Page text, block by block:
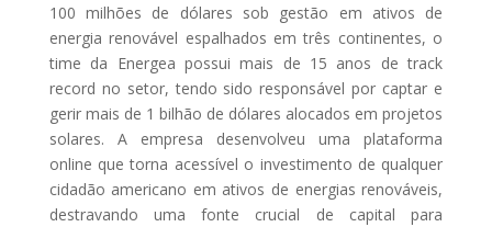
100 milhões de dólares sob gestão em ativos de
energia renovável espalhados em três continentes, o
time da Energea possui mais de 15 anos de track
record no setor, tendo sido responsável por captar e
gerir mais de 1 bilhão de dólares alocados em projetos
solares. A empresa desenvolveu uma plataforma
online que torna acessível o investimento de qualquer
cidadão americano em ativos de energias renováveis,
destravando uma fonte crucial de capital para